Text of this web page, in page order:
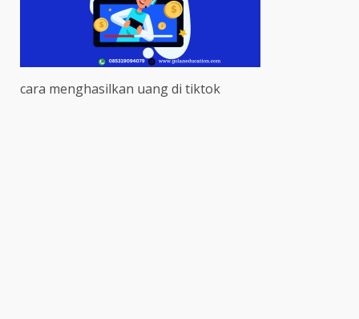
cara menghasilkan uang di tiktok